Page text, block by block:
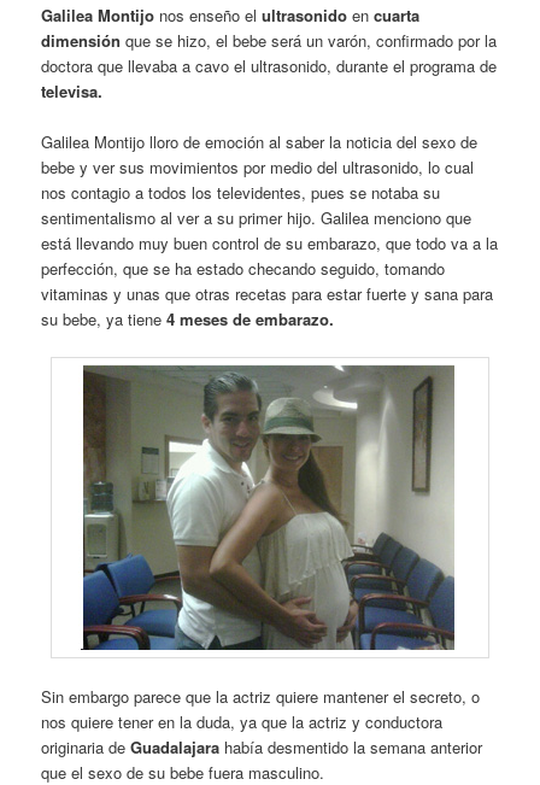
Galilea Montijo nos enseño elultrasonido encuarta
dimensión que se hizo, el bebe será un varón, confirmado por la
doctora que llevaba a cavo el ultrasonido, durante el programa de
televisa.
Galilea Montijo lloro de emoción al saber la noticia del sexo de
bebe y ver sus movimientos por medio del ultrasonido, lo cual
nos contagio a todos los televidentes, pues se notaba su
sentimentalismo al ver a su primer hijo. Galilea menciono que
está llevando muy buen control de su embarazo, que todo va a la
perfección, que se ha estado checando seguido, tomando
vitaminas y unas que otras recetas para estar fuerte y sana para
su bebe, ya tiene4 meses de embarazo.
Sin embargo parece que la actriz quiere mantener el secreto, o
nos quiere tener en la duda, ya que la actriz y conductora
originaria deGuadalajara había desmentido la semana anterior
que el sexo de su bebe fuera masculino.